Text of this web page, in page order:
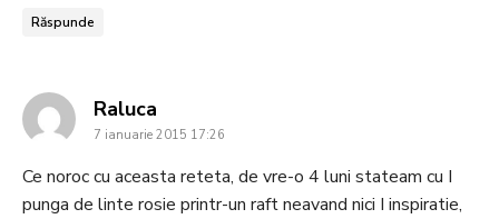
Răspunde
Raluca
7 ianuarie 2015 17:26
Ce noroc cu aceasta reteta, de vre-o 4 luni stateam cu I
punga de linte rosie printr-un raft neavand nici I inspiratie,